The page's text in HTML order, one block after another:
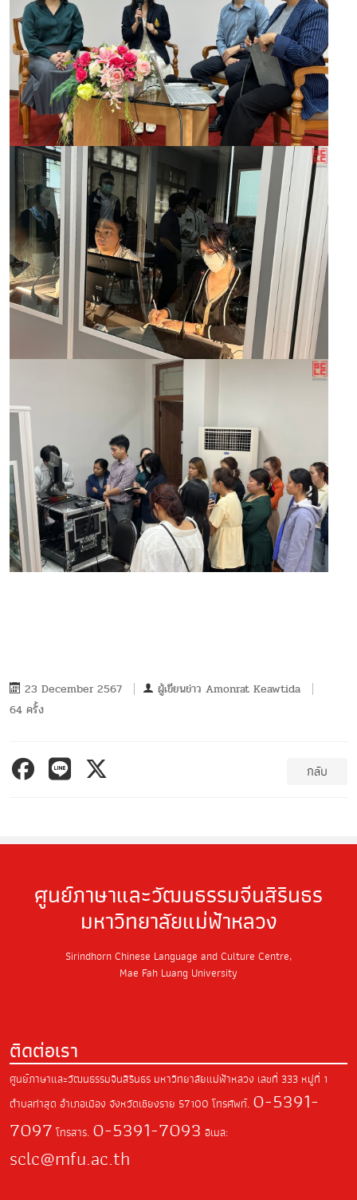
23 December 2567 ผู้เขียนข่าว Amonrat Keawtida
64 ครั้ง
กลับ
ศูนย์ภาษาและวัฒนธรรมจีนสิรินธร
มหาวิทยาลัยแม่ฟ้าหลวง
Sirindhorn Chinese Language and Culture Centre,
Mae Fah Luang University
ติดต่อเรา
ศูนย์ภาษาและวัฒนธรรมจีนสิรินธร มหาวิทยาลัยแม่ฟ้าหลวง เลขที่ 333 หมู่ที่ 1
ตำบลท่าสุด อำเภอเมือง จังหวัดเชียงราย 57100 โทรศัพท์. 0-5391-
7097 โทรสาร. 0-5391-7093 อีเมล:
sclc@mfu.ac.th